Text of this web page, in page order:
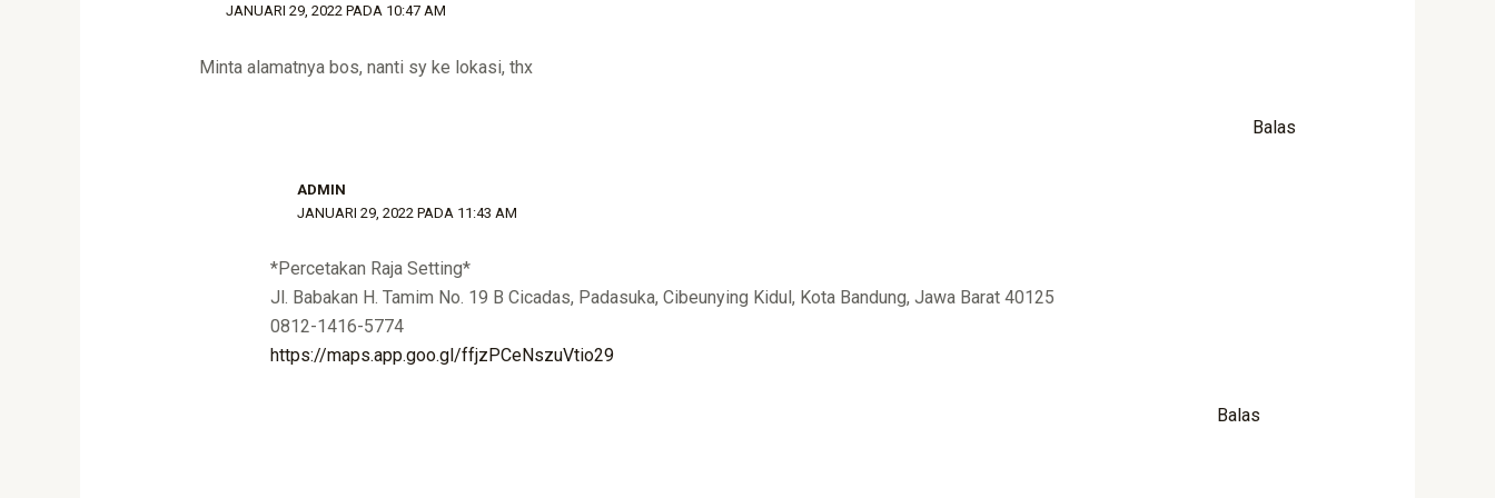
JANUARI 29, 2022 PADA 10:47 AM
Minta alamatnya bos, nanti sy ke lokasi, thx
Balas
ADMIN
JANUARI 29, 2022 PADA 11:43 AM
*Percetakan Raja Setting*
Jl. Babakan H. Tamim No. 19 B Cicadas, Padasuka, Cibeunying Kidul, Kota Bandung, Jawa Barat 40125
0812-1416-5774
https://maps.app.goo.gl/ffjzPCeNszuVtio29
Balas